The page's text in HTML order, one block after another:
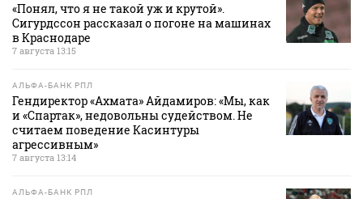
«Понял, что я не такой уж и крутой».
Сигурдссон рассказал о погоне на машинах
в Краснодаре
7 августа 13:15
АЛЬФА-БАНК РПЛ
Гендиректор «Ахмата» Айдамиров: «Мы, как
и «Спартак», недовольны судейством. Не
считаем поведение Касинтуры
агрессивным»
7 августа 13:14
АЛЬФА-БАНК РПЛ